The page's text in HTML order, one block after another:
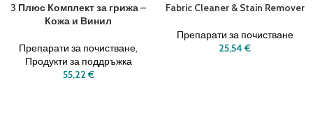
3 Плюс Комплект за грижа –
Кожа и Винил
Препарати за почистване,
Продукти за поддръжка
55,22€
Fabric Cleaner & Stain Remover
Препарати за почистване
25,54€